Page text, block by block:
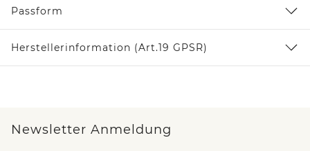
Passform
Herstellerinformation (Art.19 GPSR)
Newsletter Anmeldung